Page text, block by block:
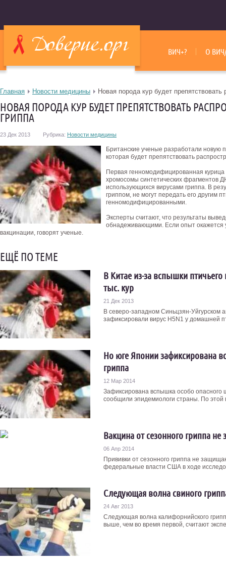
ВИЧ+? О
Главная Новости медицины Новая порода кур будет препятствовать
НОВАЯ ПОРОДА КУР БУДЕТ ПРЕПЯТСТВОВАТЬ
ГРИППА
23 Дек 2013 Рубрика: Новости медицины
Британские ученые разработали новую
которая будет препятствовать
Первая генномодифицированная
хромосомы синтетических фрагментов
использующихся вирусами гриппа. В
гриппом, не могут передать его другим
генномодифицированными.
Эксперты считают, что результаты
обнадеживающими. Если опыт окажется
вакцинации, говорят ученые.
ЕЩЁ ПО ТЕМЕ
В Китае из-за вспышки
тыс. кур
21 Дек 2013
В северо-западном Синьцзян-Уйгурском
зафиксировали вирус H5N1 у домашней
Но юге Японии зафиксирована
гриппа
12 Мар 2014
Зафиксирована вспышка особо опасного
сообщили эпидемиологи страны. По этой
Вакцина от сезонного гриппа
06 Апр 2014
Прививки от сезонного гриппа не
федеральные власти США в ходе
Следующая волна свиного
24 Авг 2013
Следующая волна калифорнийского
выше, чем во время первой, считают